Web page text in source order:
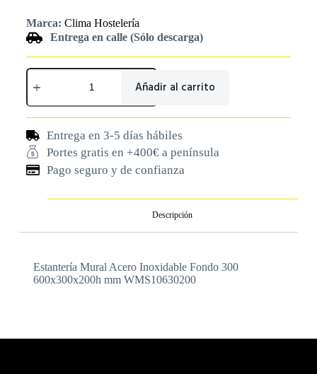
Marca: Clima Hostelería
Entrega en calle (Sólo descarga)
Añadir al carrito
Entrega en 3-5 días hábiles
Portes gratis en +400€ a península
Pago seguro y de confianza
Descripción
Estantería Mural Acero Inoxidable Fondo 300
600x300x200h mm WMS10630200